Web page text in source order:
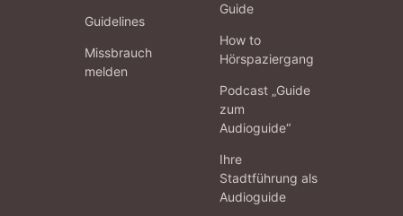
Guidelines
Missbrauch
melden
Guide
How to
Hörspaziergang
Podcast „Guide
zum
Audioguide“
Ihre
Stadtführung als
Audioguide